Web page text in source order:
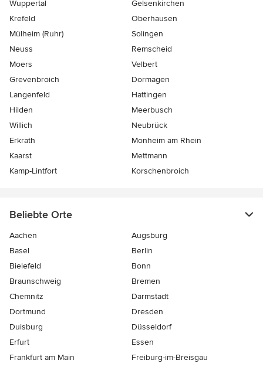
Wuppertal
Gelsenkirchen
Krefeld
Oberhausen
Mülheim (Ruhr)
Solingen
Neuss
Remscheid
Moers
Velbert
Grevenbroich
Dormagen
Langenfeld
Hattingen
Hilden
Meerbusch
Willich
Neubrück
Erkrath
Monheim am Rhein
Kaarst
Mettmann
Kamp-Lintfort
Korschenbroich
Beliebte Orte
Aachen
Augsburg
Basel
Berlin
Bielefeld
Bonn
Braunschweig
Bremen
Chemnitz
Darmstadt
Dortmund
Dresden
Duisburg
Düsseldorf
Erfurt
Essen
Frankfurt am Main
Freiburg-im-Breisgau